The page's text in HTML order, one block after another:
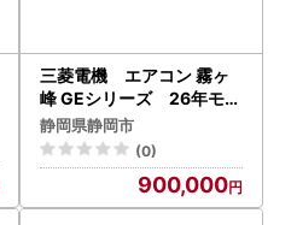
三菱電機 エアコン 霧ヶ
峰 GEシリーズ 26年モデ
ル MSZ-GE4026S-W
（14畳用/200V/ピュアホ
ワイト） 【標準設置工事
付】【配送不可：沖縄・離
島】
静岡県静岡市
(0)
900,000